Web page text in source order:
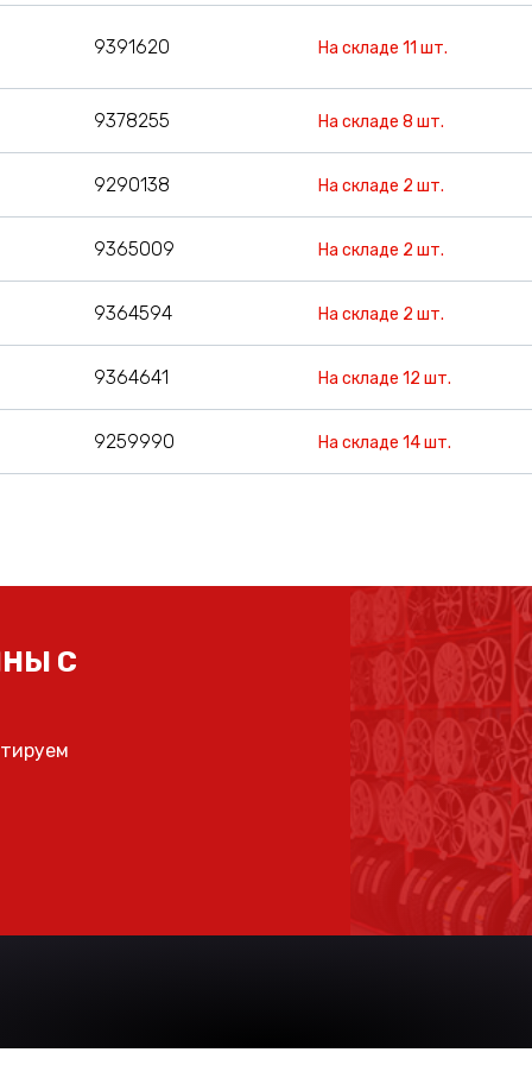
9391620 На складе 11 шт.
9378255 На складе 8 шт.
9290138 На складе 2 шт.
9365009 На складе 2 шт.
9364594 На складе 2 шт.
9364641 На складе 12 шт.
9259990 На складе 14 шт.
С